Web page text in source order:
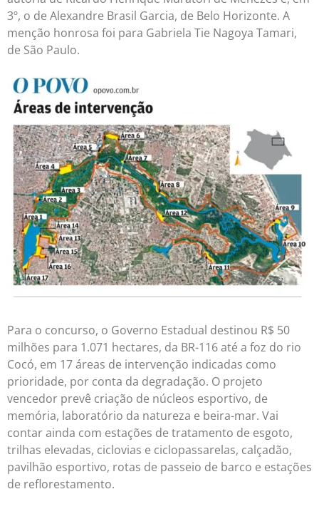
3º, o de Alexandre Brasil Garcia, de Belo Horizonte. A
menção honrosa foi para Gabriela Tie Nagoya Tamari,
de São Paulo.
Para o concurso, o Governo Estadual destinou R$ 50
milhões para 1.071 hectares, da BR-116 até a foz do rio
Cocó, em 17 áreas de intervenção indicadas como
prioridade, por conta da degradação. O projeto
vencedor prevê criação de núcleos esportivo, de
memória, laboratório da natureza e beira-mar. Vai
contar ainda com estações de tratamento de esgoto,
trilhas elevadas, ciclovias e ciclopassarelas, calçadão,
pavilhão esportivo, rotas de passeio de barco e estações
de reflorestamento.